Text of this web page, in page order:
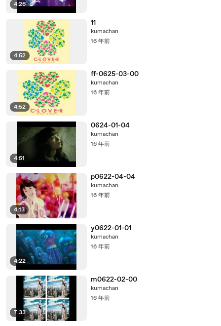
4:26
4:52
11
kumachan
16 年前
4:52
ff-0625-03-00
kumachan
16 年前
4:51
0624-01-04
kumachan
16 年前
4:13
p0622-04-04
kumachan
16 年前
4:22
y0622-01-01
kumachan
16 年前
7:33
m0622-02-00
kumachan
16 年前